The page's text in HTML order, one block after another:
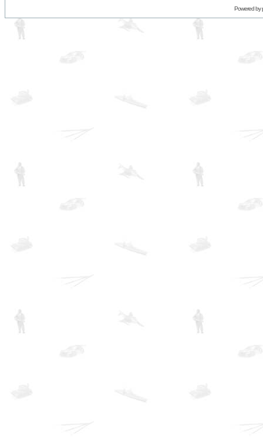
Powered by